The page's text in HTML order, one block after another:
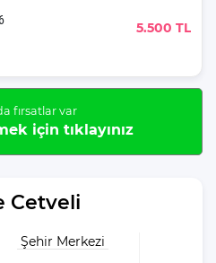
5.500 TL
fırsatlar var
için tıklayınız
Cetveli
Şehir Merkezi